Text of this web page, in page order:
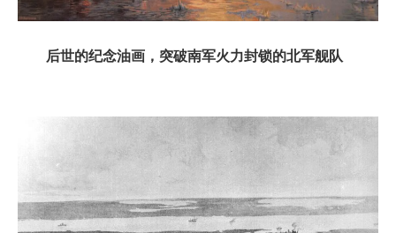
后世的纪念油画，突破南军火力封锁的北军舰队